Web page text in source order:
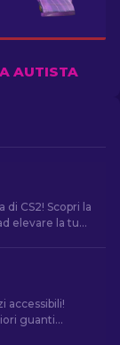
AUTISTA
CS2! Scopri la
elevare la tua
accessibili!
guanti